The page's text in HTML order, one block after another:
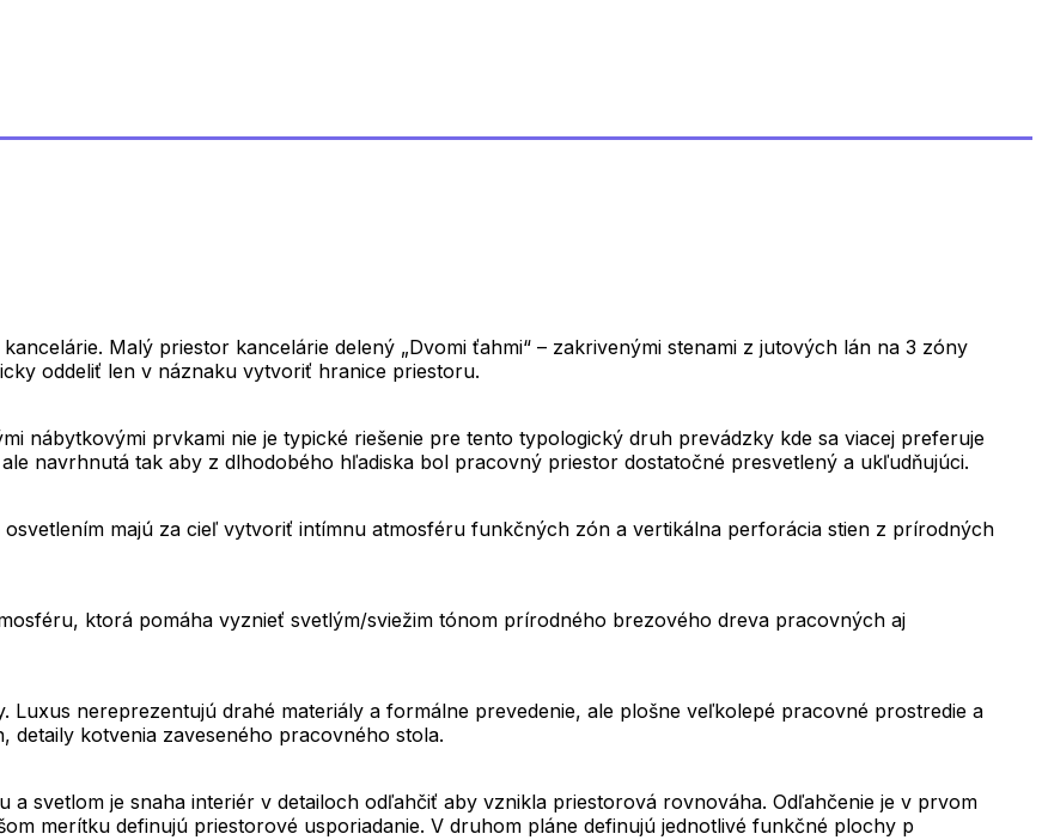
Malý priestor kancelárie delený „Dvomi ťahmi“ – zakrivenými stenami z jutových lán na 3 zóny
oddeliť len v náznaku vytvoriť hranice priestoru.
nábytkovými prvkami nie je typické riešenie pre tento typologický druh prevádzky kde sa viacej preferuje
navrhnutá tak aby z dlhodobého hľadiska bol pracovný priestor dostatočné presvetlený a ukľudňujúci.
majú za cieľ vytvoriť intímnu atmosféru funkčných zón a vertikálna perforácia stien z prírodných
ktorá pomáha vyznieť svetlým/sviežim tónom prírodného brezového dreva pracovných aj
nereprezentujú drahé materiály a formálne prevedenie, ale plošne veľkolepé pracovné prostredie a
detaily kotvenia zaveseného pracovného stola.
svetlom je snaha interiér v detailoch odľahčiť aby vznikla priestorová rovnováha. Odľahčenie je v prvom
merítku definujú priestorové usporiadanie. V druhom pláne definujú jednotlivé funkčné plochy p